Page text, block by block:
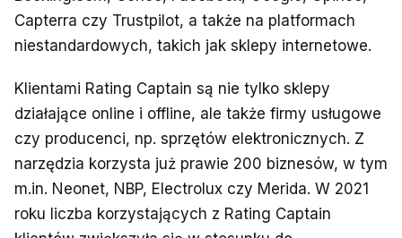
Capterra czy Trustpilot, a także na platformach
niestandardowych, takich jak sklepy internetowe.
Klientami Rating Captain są nie tylko sklepy
działające online i offline, ale także firmy usługowe
czy producenci, np. sprzętów elektronicznych. Z
narzędzia korzysta już prawie 200 biznesów, w tym
m.in. Neonet, NBP, Electrolux czy Merida. W 2021
roku liczba korzystających z Rating Captain